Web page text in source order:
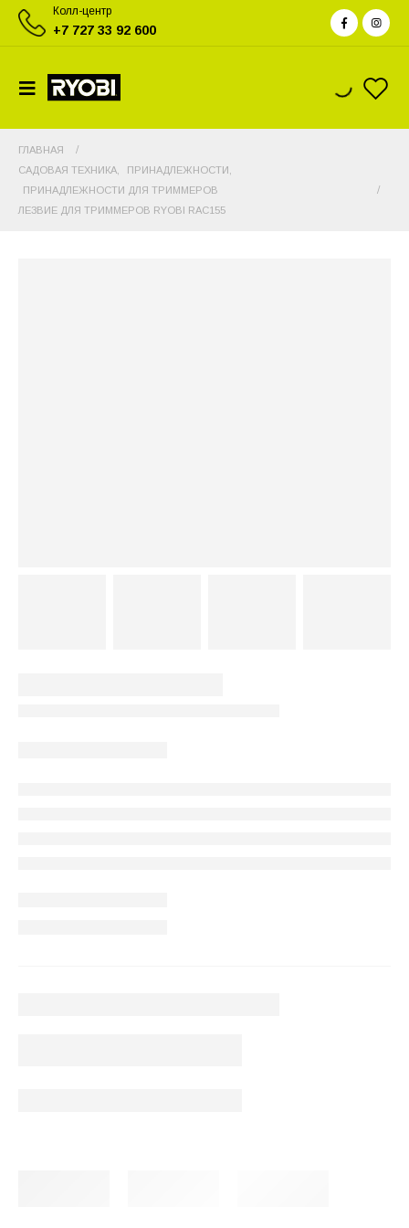
Колл-центр
+7 727 33 92 600
ГЛАВНАЯ
САДОВАЯ ТЕХНИКА
ПРИНАДЛЕЖНОСТИ
ПРИНАДЛЕЖНОСТИ ДЛЯ ТРИММЕРОВ
ЛЕЗВИЕ ДЛЯ ТРИММЕРОВ RYOBI RAC155